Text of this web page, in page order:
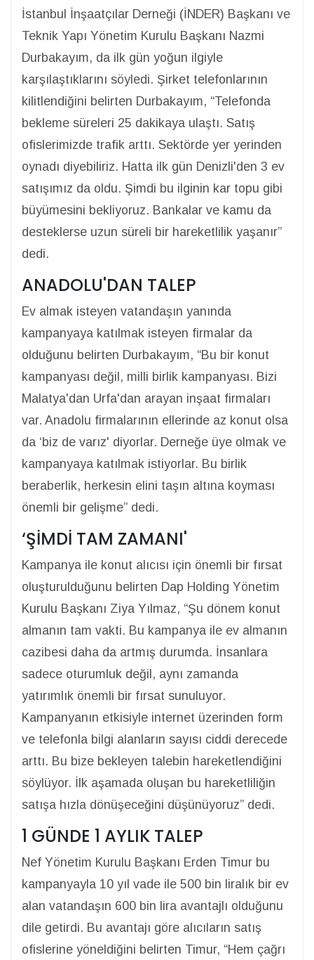
İstanbul İnşaatçılar Derneği (İNDER) Başkanı ve
Teknik Yapı Yönetim Kurulu Başkanı Nazmi
Durbakayım, da ilk gün yoğun ilgiyle
karşılaştıklarını söyledi. Şirket telefonlarının
kilitlendiğini belirten Durbakayım, “Telefonda
bekleme süreleri 25 dakikaya ulaştı. Satış
ofislerimizde trafik arttı. Sektörde yer yerinden
oynadı diyebiliriz. Hatta ilk gün Denizli'den 3 ev
satışımız da oldu. Şimdi bu ilginin kar topu gibi
büyümesini bekliyoruz. Bankalar ve kamu da
desteklerse uzun süreli bir hareketlilik yaşanır”
dedi.
ANADOLU'DAN TALEP
Ev almak isteyen vatandaşın yanında
kampanyaya katılmak isteyen firmalar da
olduğunu belirten Durbakayım, “Bu bir konut
kampanyası değil, milli birlik kampanyası. Bizi
Malatya'dan Urfa'dan arayan inşaat firmaları
var. Anadolu firmalarının ellerinde az konut olsa
da ‘biz de varız' diyorlar. Derneğe üye olmak ve
kampanyaya katılmak istiyorlar. Bu birlik
beraberlik, herkesin elini taşın altına koyması
önemli bir gelişme” dedi.
‘ŞİMDİ TAM ZAMANI'
Kampanya ile konut alıcısı için önemli bir fırsat
oluşturulduğunu belirten Dap Holding Yönetim
Kurulu Başkanı Ziya Yılmaz, “Şu dönem konut
almanın tam vakti. Bu kampanya ile ev almanın
cazibesi daha da artmış durumda. İnsanlara
sadece oturumluk değil, aynı zamanda
yatırımlık önemli bir fırsat sunuluyor.
Kampanyanın etkisiyle internet üzerinden form
ve telefonla bilgi alanların sayısı ciddi derecede
arttı. Bu bize bekleyen talebin hareketlendiğini
söylüyor. İlk aşamada oluşan bu hareketliliğin
satışa hızla dönüşeceğini düşünüyoruz” dedi.
1 GÜNDE 1 AYLIK TALEP
Nef Yönetim Kurulu Başkanı Erden Timur bu
kampanyayla 10 yıl vade ile 500 bin liralık bir ev
alan vatandaşın 600 bin lira avantajlı olduğunu
dile getirdi. Bu avantajı göre alıcıların satış
ofislerine yöneldiğini belirten Timur, “Hem çağrı